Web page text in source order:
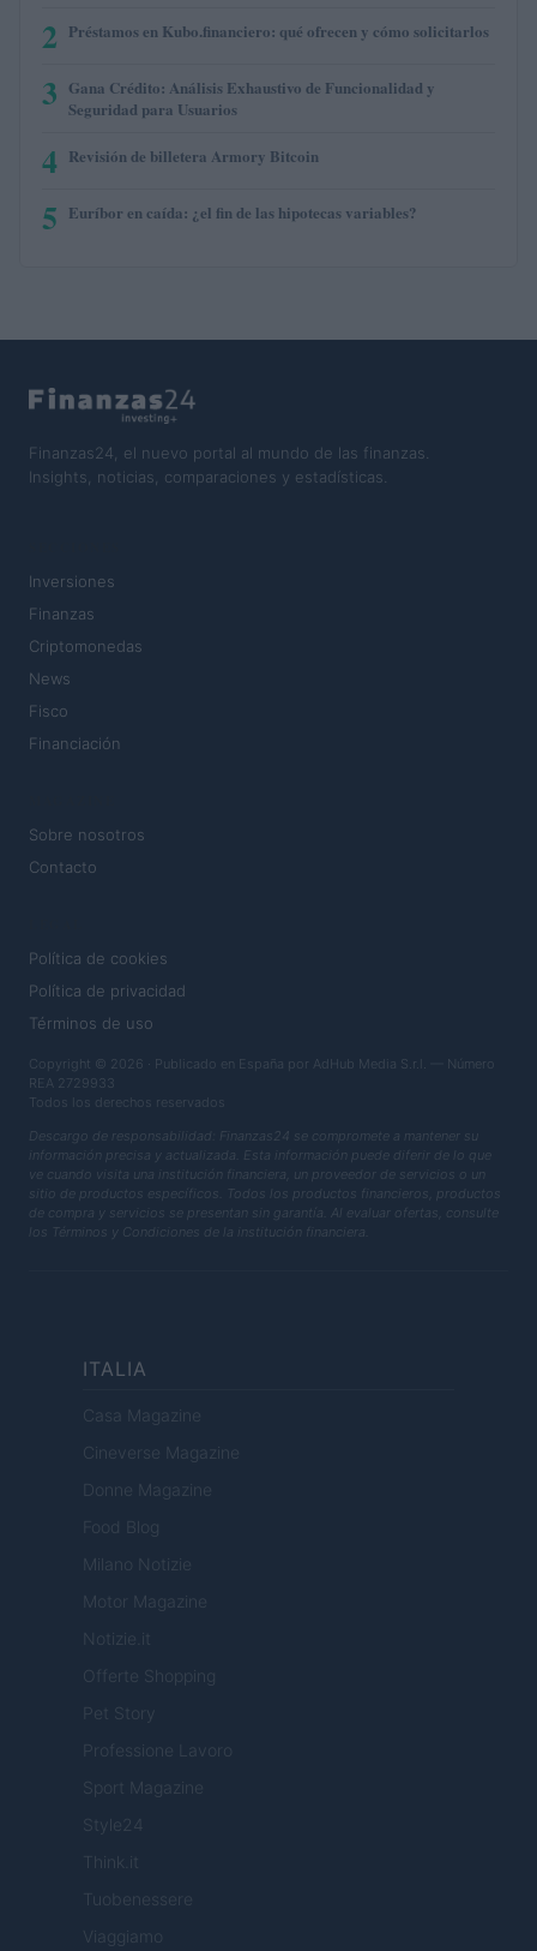
2 Préstamos en Kubo.financiero: qué ofrecen y cómo solicitarlos
3 Gana Crédito: Análisis Exhaustivo de Funcionalidad y
Seguridad para Usuarios
4 Revisión de billetera Armory Bitcoin
5 Euríbor en caída: ¿el fin de las hipotecas variables?
Finanzas24, el nuevo portal al mundo de las finanzas.
Insights, noticias, comparaciones y estadísticas.
Inversiones
Finanzas
Criptomonedas
News
Fisco
Financiación
Sobre nosotros
Contacto
Política de cookies
Política de privacidad
Términos de uso
Copyright © 2026 · Publicado en España por AdHub Media S.r.l. — Número
REA 2729933
Todos los derechos reservados
Descargo de responsabilidad: Finanzas24 se compromete a mantener su
información precisa y actualizada. Esta información puede diferir de lo que
ve cuando visita una institución financiera, un proveedor de servicios o un
sitio de productos específicos. Todos los productos financieros, productos
de compra y servicios se presentan sin garantía. Al evaluar ofertas, consulte
los Términos y Condiciones de la institución financiera.
ITALIA
Casa Magazine
Cineverse Magazine
Donne Magazine
Food Blog
Milano Notizie
Motor Magazine
Notizie.it
Offerte Shopping
Pet Story
Professione Lavoro
Sport Magazine
Style24
Think.it
Tuobenessere
Viaggiamo